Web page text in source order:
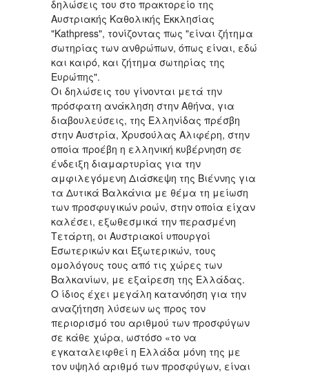
δηλώσεις του στο πρακτορείο της
Αυστριακής Καθολικής Εκκλησίας
"Kathpress", τονίζοντας πως "είναι ζήτημα
σωτηρίας των ανθρώπων, όπως είναι, εδώ
και καιρό, και ζήτημα σωτηρίας της
Ευρώπης".
Οι δηλώσεις του γίνονται μετά την
πρόσφατη ανάκληση στην Αθήνα, για
διαβουλεύσεις, της Ελληνίδας πρέσβη
στην Αυστρία, Χρυσούλας Αλιφέρη, στην
οποία προέβη η ελληνική κυβέρνηση σε
ένδειξη διαμαρτυρίας για την
αμφιλεγόμενη Διάσκεψη της Βιέννης για
τα Δυτικά Βαλκάνια με θέμα τη μείωση
των προσφυγικών ροών, στην οποία είχαν
καλέσει, εξωθεσμικά την περασμένη
Τετάρτη, οι Αυστριακοί υπουργοί
Εσωτερικών και Εξωτερικών, τους
ομολόγους τους από τις χώρες των
Βαλκανίων, με εξαίρεση της Ελλάδας.
Ο ίδιος έχει μεγάλη κατανόηση για την
αναζήτηση λύσεων ως προς τον
περιορισμό του αριθμού των προσφύγων
σε κάθε χώρα, ωστόσο «το να
εγκαταλειφθεί η Ελλάδα μόνη της με
τον υψηλό αριθμό των προσφύγων, είναι